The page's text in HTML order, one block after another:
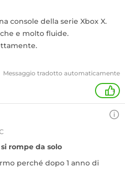
console della serie Xbox X.
e molto fluide.
Messaggio tradotto automaticamente
+
rompe da solo
perché dopo 1 anno di